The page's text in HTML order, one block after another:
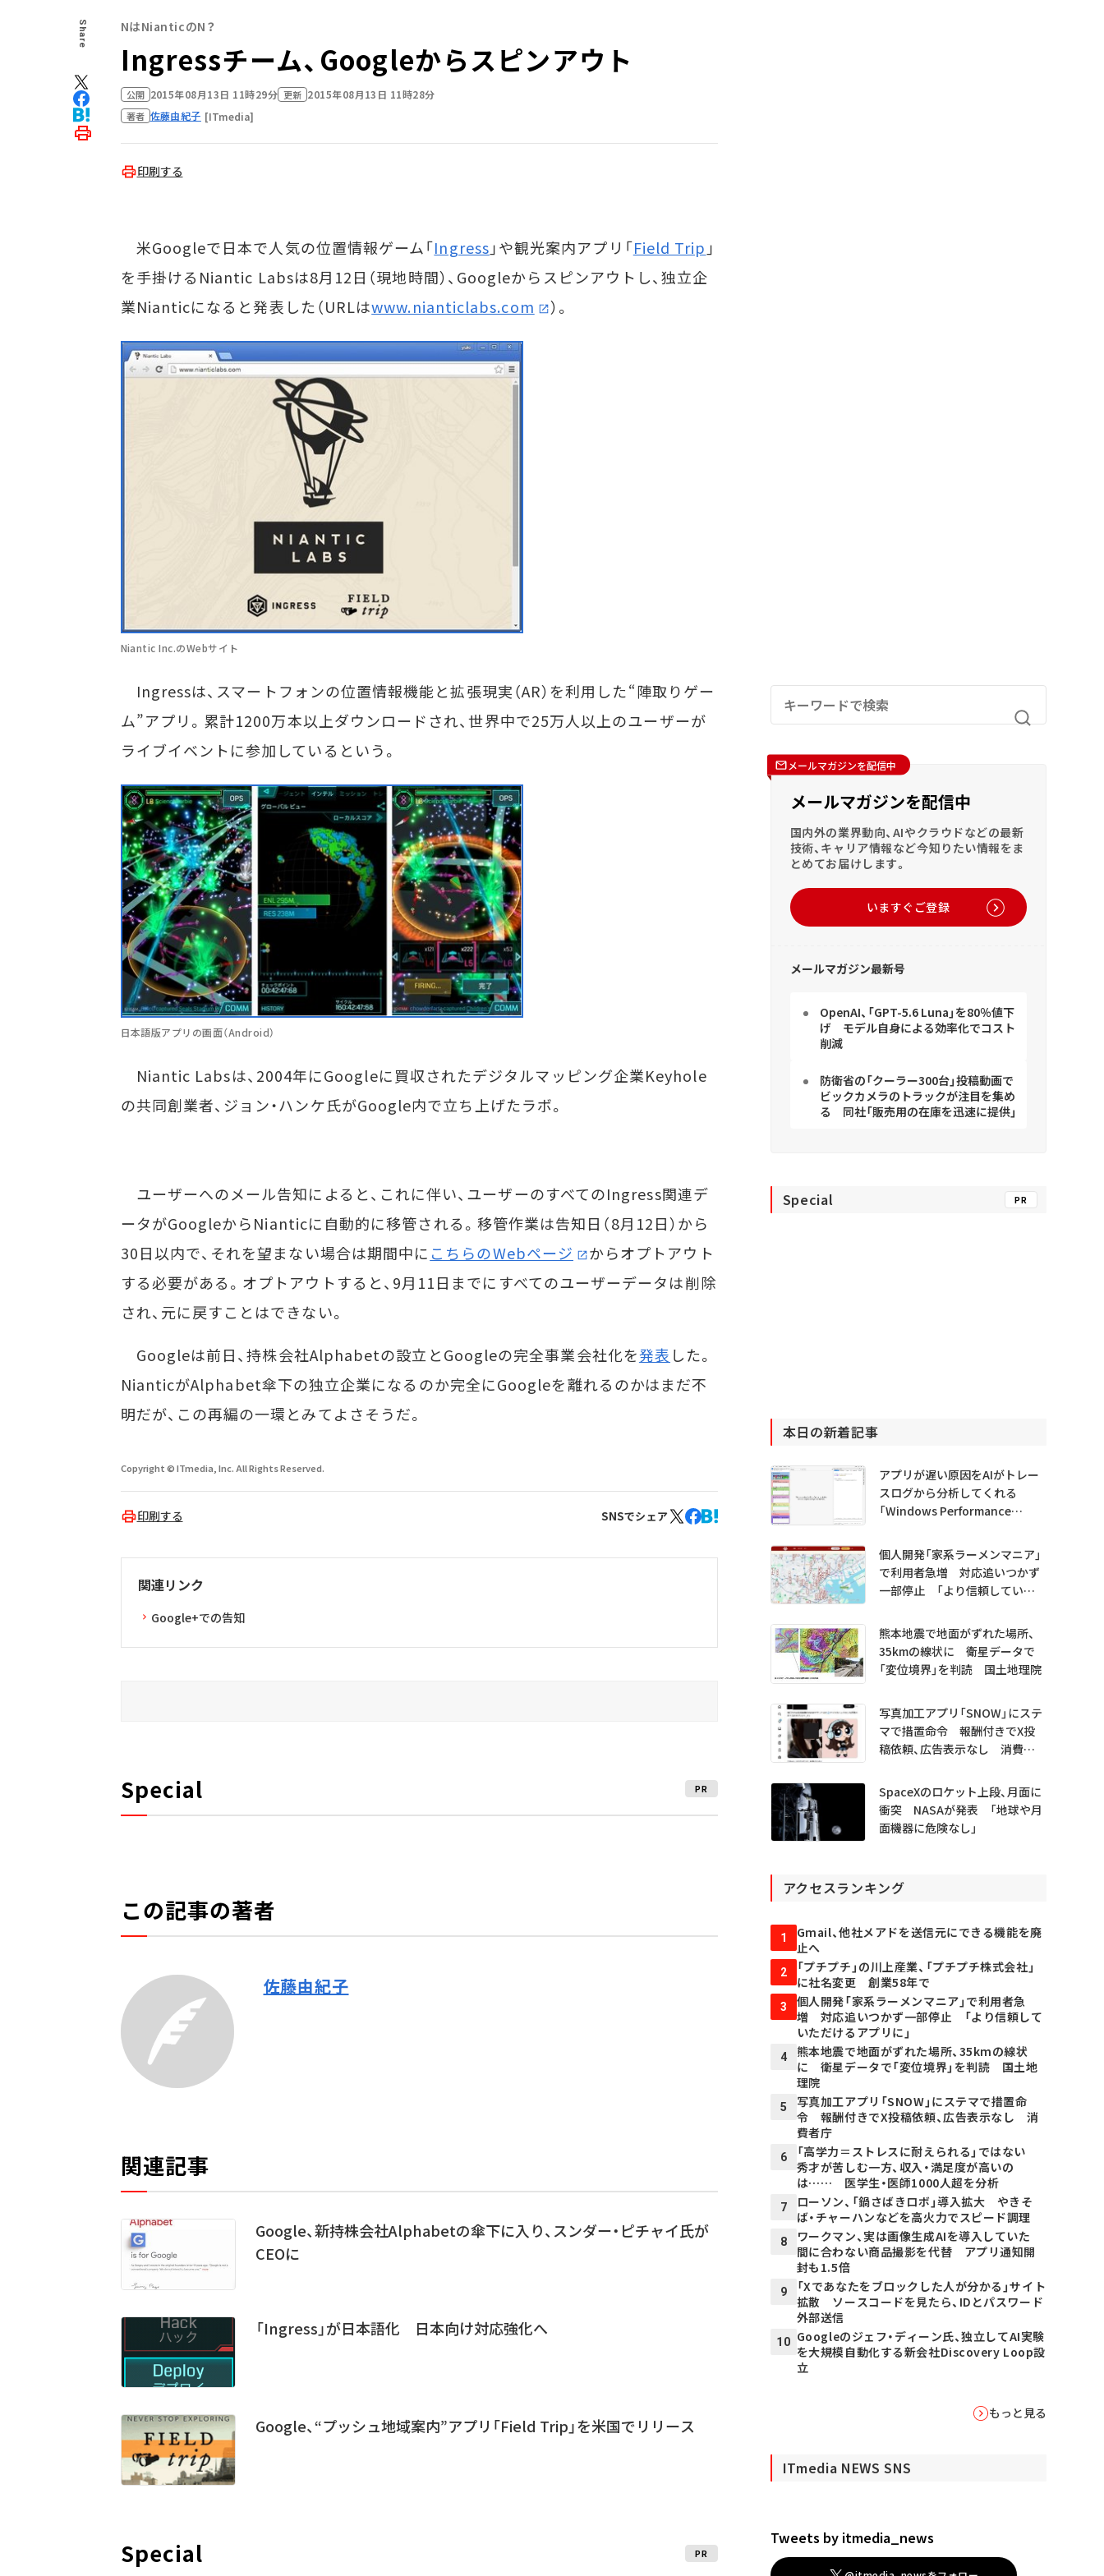
Share NはNianticのN？
Ingressチーム、Googleからスピンアウト
公開 2015年08月13日 11時29分 更新 2015年08月13日 11時28分
著者 佐藤由紀子 [ITmedia]
印刷する
米Googleで日本で人気の位置情報ゲーム「Ingress 」や観光案内アプリ「Field Trip 」
を手掛けるNiantic Labsは8月12日（現地時間）、Googleからスピンアウトし、独立企
業Nianticになると発表した（URLはwww.nianticlabs.com ）。
Niantic Inc.のWebサイト
Ingressは、スマートフォンの位置情報機能と拡張現実（AR）を利用した“陣取りゲー
ム”アプリ。累計1200万本以上ダウンロードされ、世界中で25万人以上のユーザーが
ライブイベントに参加しているという。
日本語版アプリの画面（Android）
Niantic Labsは、2004年にGoogleに買収されたデジタルマッピング企業Keyhole
の共同創業者、ジョン・ハンケ氏がGoogle内で立ち上げたラボ。
ユーザーへのメール告知によると、これに伴い、ユーザーのすべてのIngress関連デ
ータがGoogleからNianticに自動的に移管される。移管作業は告知日（8月12日）から
30日以内で、それを望まない場合は期間中に こちらのWebページ
からオプトアウト
する必要がある。オプトアウトすると、9月11日までにすべてのユーザーデータは削除
され、元に戻すことはできない。
Googleは前日、持株会社Alphabetの設立とGoogleの完全事業会社化を発表 した。
NianticがAlphabet傘下の独立企業になるのか完全にGoogleを離れるのかはまだ不
明だが、この再編の一環とみてよさそうだ。
Copyright © ITmedia, Inc. All Rights Reserved.
印刷する SNSでシェア
関連リンク
Google+での告知
Special PR
この記事の著者
佐藤由紀子
関連記事
Google、新持株会社Alphabetの傘下に入り、スンダー・ピチャイ氏が
CEOに
「Ingress」が日本語化 日本向け対応強化へ
Google、“プッシュ地域案内”アプリ「Field Trip」を米国でリリース
Special PR
メールマガジンを配信中
メールマガジンを配信中
国内外の業界動向、AIやクラウドなどの最新
技術、キャリア情報など今知りたい情報をま
とめてお届けします。
いますぐご登録
メールマガジン最新号
OpenAI、「GPT-5.6 Luna」を80％値下
げ モデル自身による効率化でコスト
削減
防衛省の「クーラー300台」投稿動画で
ビックカメラのトラックが注目を集め
る 同社「販売用の在庫を迅速に提供」
Special PR
本日の新着記事
アプリが遅い原因をAIがトレー
スログから分析してくれる
「Windows Performance
プレビュー公開
個人開発「家系ラーメンマニア」
で利用者急増 対応追いつかず
一部停止 「より信頼していた
熊本地震で地面がずれた場所、
35kmの線状に 衛星データで
「変位境界」を判読 国土地理院
写真加工アプリ「SNOW」にステ
マで措置命令 報酬付きでX投
稿依頼、広告表示なし 消費者
SpaceXのロケット上段、月面に
衝突 NASAが発表 「地球や月
面機器に危険なし」
アクセスランキング
1
Gmail、他社メアドを送信元にできる機能を廃
止へ
2
「プチプチ」の川上産業、「プチプチ株式会社」
に社名変更 創業58年で
3
個人開発「家系ラーメンマニア」で利用者急
増 対応追いつかず一部停止 「より信頼して
いただけるアプリに」
4
熊本地震で地面がずれた場所、35kmの線状
に 衛星データで「変位境界」を判読 国土地
理院
5
写真加工アプリ「SNOW」にステマで措置命
令 報酬付きでX投稿依頼、広告表示なし 消
費者庁
6
「高学力＝ストレスに耐えられる」ではない
秀才が苦しむ一方、収入・満足度が高いの
は…… 医学生・医師1000人超を分析
7
ローソン、「鍋さばきロボ」導入拡大 やきそ
ば・チャーハンなどを高火力でスピード調理
8
ワークマン、実は画像生成AIを導入していた
間に合わない商品撮影を代替 アプリ通知開
封も1.5倍
9
「Xであなたをブロックした人が分かる」サイト
拡散 ソースコードを見たら、IDとパスワード
外部送信
10 Googleのジェフ・ディーン氏、独立してAI実験
を大規模自動化する新会社Discovery Loop設
立
もっと見る
ITmedia NEWS SNS
Tweets by itmedia_news